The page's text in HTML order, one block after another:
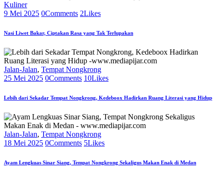
Kuliner
9 Mei 2025 0Comments 2Likes
Nasi Liwet Bakar, Ciptakan Rasa yang Tak Terlupakan
Jalan-Jalan, Tempat Nongkrong
25 Mei 2025 0Comments 10Likes
Lebih dari Sekadar Tempat Nongkrong, Kedeboox Hadirkan Ruang Literasi yang Hidup
Jalan-Jalan, Tempat Nongkrong
18 Mei 2025 0Comments 5Likes
Ayam Lengkuas Sinar Siang, Tempat Nongkrong Sekaligus Makan Enak di Medan